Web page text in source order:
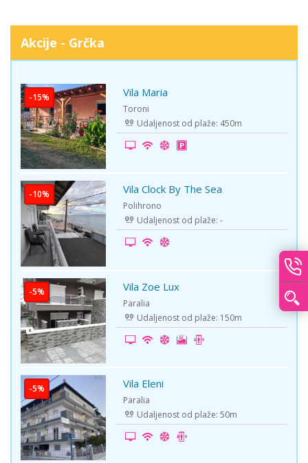
Akcije - Grčka
-15% Vila Maria
Toroni
Udaljenost od plaže: 450m
-10% Vila Clock By The Sea
Polihrono
Udaljenost od plaže: -
-5% Vila Zoe Lux
Paralia
Udaljenost od plaže: 150m
-5% Vila Eleni
Paralia
Udaljenost od plaže: 50m